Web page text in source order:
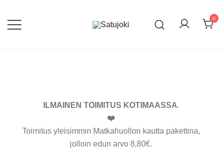
content
0
ILMAINEN TOIMITUS KOTIMAASSA.
❤️
Toimitus yleisimmin Matkahuollon kautta pakettina,
jolloin edun arvo 8,80€.